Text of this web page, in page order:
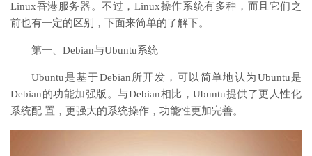
Linux香港服务器。不过，Linux操作系统有多种，而且它们之
前也有一定的区别，下面来简单的了解下。
第一、Debian与Ubuntu系统
Ubuntu是基于Debian所开发，可以简单地认为Ubuntu是
Debian的功能加强版。与Debian相比，Ubuntu提供了更人性化
系统配 置，更强大的系统操作，功能性更加完善。